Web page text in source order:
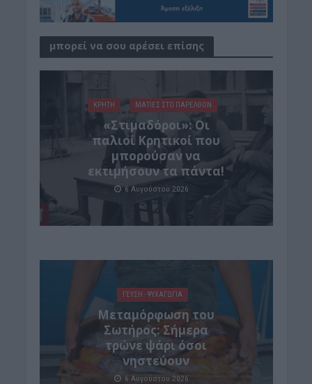
μπορεί να σου αρέσει επίσης
ΚΡΗΤΗ ΜΑΤΙΕΣ ΣΤΟ ΠΑΡΕΛΘΟΝ
«Στιμαδόροι»: Οι
παλιοί Κρητικοί που
μπορούσαν να
εκτιμήσουν τα πάντα!
6 Αυγούστου 2026
ΓΕΎΣΗ - ΨΥΧΑΓΩΓΊΑ
Μεταμόρφωση του
Σωτήρος: Σήμερα
τρώνε ψάρι όσοι
νηστεύουν
6 Αυγούστου 2026